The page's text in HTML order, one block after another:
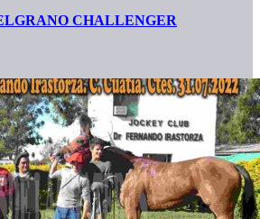
CHALLENGER